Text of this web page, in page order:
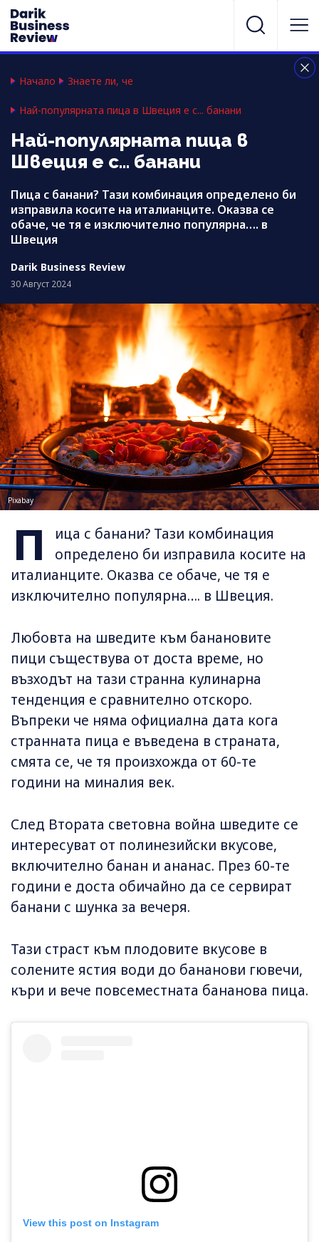
Начало Знаете ли, че
Най-популярната пица в Швеция е с... банани
Най-популярната пица в
Швеция е с... банани
Пица с банани? Тази комбинация определено би
изправила косите на италианците. Оказва се
обаче, че тя е изключително популярна…. в
Швеция
Darik Business Review
30 Август 2024
Pixabay
П
ица с банани? Тази комбинация
определено би изправила косите на
италианците. Оказва се обаче, че тя е
изключително популярна…. в Швеция.
Любовта на шведите към банановите
пици съществува от доста време, но
възходът на тази странна кулинарна
тенденция е сравнително отскоро.
Въпреки че няма официална дата кога
странната пица е въведена в страната,
смята се, че тя произхожда от 60-те
години на миналия век.
След Втората световна война шведите се
интересуват от полинезийски вкусове,
включително банан и ананас. През 60-те
години е доста обичайно да се сервират
банани с шунка за вечеря.
Тази страст към плодовите вкусове в
солените ястия води до бананови гювечи,
къри и вече повсеместната бананова пица.
View this post on Instagram